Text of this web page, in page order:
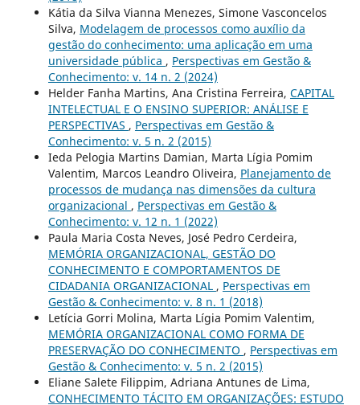
Kátia da Silva Vianna Menezes, Simone Vasconcelos
Silva, Modelagem de processos como auxílio da
gestão do conhecimento: uma aplicação em uma
universidade pública , Perspectivas em Gestão &
Conhecimento: v. 14 n. 2 (2024)
Helder Fanha Martins, Ana Cristina Ferreira, CAPITAL
INTELECTUAL E O ENSINO SUPERIOR: ANÁLISE E
PERSPECTIVAS , Perspectivas em Gestão &
Conhecimento: v. 5 n. 2 (2015)
Ieda Pelogia Martins Damian, Marta Lígia Pomim
Valentim, Marcos Leandro Oliveira, Planejamento de
processos de mudança nas dimensões da cultura
organizacional , Perspectivas em Gestão &
Conhecimento: v. 12 n. 1 (2022)
Paula Maria Costa Neves, José Pedro Cerdeira,
MEMÓRIA ORGANIZACIONAL, GESTÃO DO
CONHECIMENTO E COMPORTAMENTOS DE
CIDADANIA ORGANIZACIONAL , Perspectivas em
Gestão & Conhecimento: v. 8 n. 1 (2018)
Letícia Gorri Molina, Marta Lígia Pomim Valentim,
MEMÓRIA ORGANIZACIONAL COMO FORMA DE
PRESERVAÇÃO DO CONHECIMENTO , Perspectivas em
Gestão & Conhecimento: v. 5 n. 2 (2015)
Eliane Salete Filippim, Adriana Antunes de Lima,
CONHECIMENTO TÁCITO EM ORGANIZAÇÕES: ESTUDO